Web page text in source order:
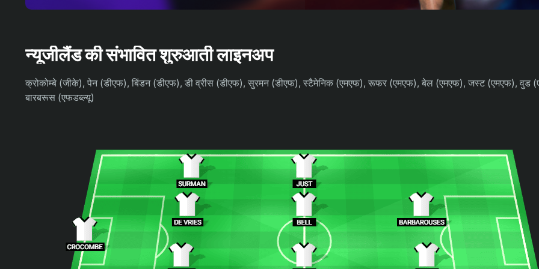
न्यूजीलैंड की संभावित शुरुआती लाइनअप
क्रोकोम्बे (जीके), पेन (डीएफ), बिंडन (डीएफ), डी व्रीस (डीएफ), सुरमन (डीएफ), स्टैमेनिक (एमएफ), रूफर (एमएफ), बेल (एमएफ), जस्ट (एमएफ), वुड
बारबरूस (एफडब्ल्यू)